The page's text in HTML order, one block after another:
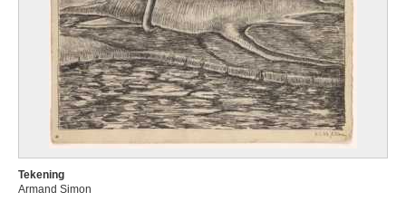
Tekening
Armand Simon